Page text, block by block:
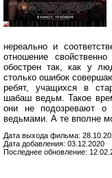
нереально и
отношение
обострен так, как у
столько ошибок
ребят, учащихся в
шабаш ведьм. Такое
они не подозревают о
ведьмами. А те вполне
Дата выхода фильма:
Дата добавления: 03.12.2020
Последнее обновление: